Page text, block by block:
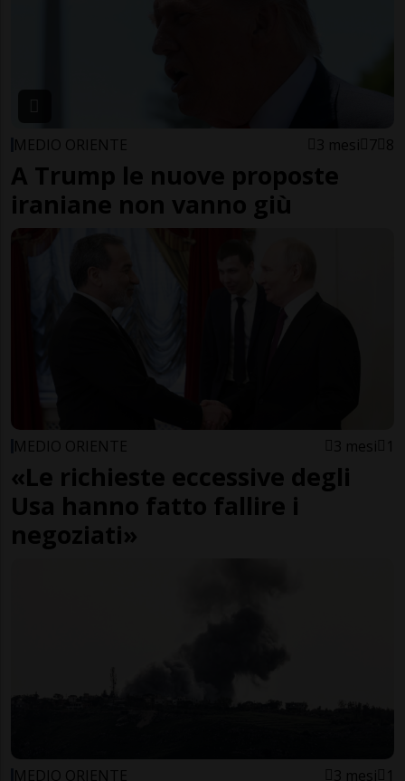
MEDIO ORIENTE 3 mesi 7 8
A Trump le nuove proposte
iraniane non vanno giù
MEDIO ORIENTE 3 mesi 1
«Le richieste eccessive degli
Usa hanno fatto fallire i
negoziati»
MEDIO ORIENTE 3 mesi 1